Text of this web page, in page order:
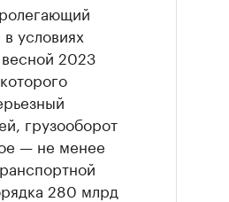
условиях
2023
грузооборот
— не менее
280 млрд